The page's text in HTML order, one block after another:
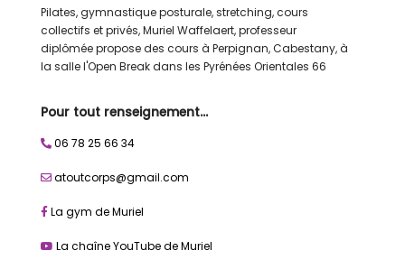
Pilates, gymnastique posturale, stretching, cours
collectifs et privés, Muriel Waffelaert, professeur
diplômée propose des cours à Perpignan, Cabestany, à
la salle l'Open Break dans les Pyrénées Orientales 66
Pour tout renseignement…
06 78 25 66 34
atoutcorps@gmail.com
La gym de Muriel
La chaîne YouTube de Muriel